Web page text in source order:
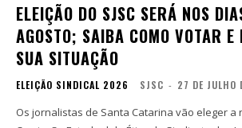
ELEIÇÃO DO SJSC SERÁ NOS
AGOSTO; SAIBA COMO VOTAR E
SUA SITUAÇÃO
ELEIÇÃO SINDICAL 2026 SJSC - 27 DE JULHO
Os jornalistas de Santa Catarina vão eleger a